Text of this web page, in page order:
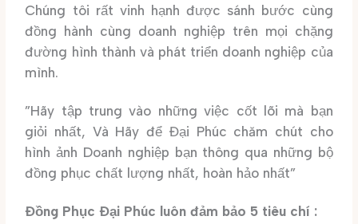
Chúng tôi rất vinh hạnh được sánh bước cùng
đồng hành cùng doanh nghiệp trên mọi chặng
đường hình thành và phát triển doanh nghiệp của
mình.
”Hãy tập trung vào những việc cốt lõi mà bạn
giỏi nhất, Và Hãy để Đại Phúc chăm chút cho
hình ảnh Doanh nghiệp bạn thông qua những bộ
đồng phục chất lượng nhất, hoàn hảo nhất”
Đồng Phục Đại Phúc luôn đảm bảo 5 tiêu chí :